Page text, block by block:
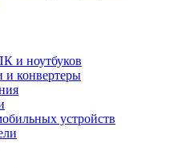
и ноутбуков
и конвертеры
устройств